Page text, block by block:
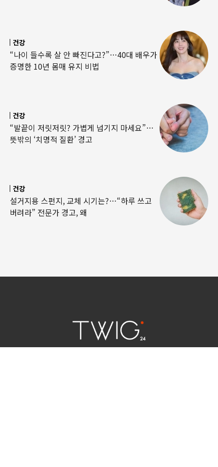
건강
“나이 들수록 살 안 빠진다고?”…40대 배우가
증명한 10년 몸매 유지 비법
건강
“발끝이 저릿저릿? 가볍게 넘기지 마세요”…
뜻밖의 ‘치명적 질환’ 경고
건강
설거지용 스펀지, 교체 시기는?…“하루 쓰고
버려라” 전문가 경고, 왜